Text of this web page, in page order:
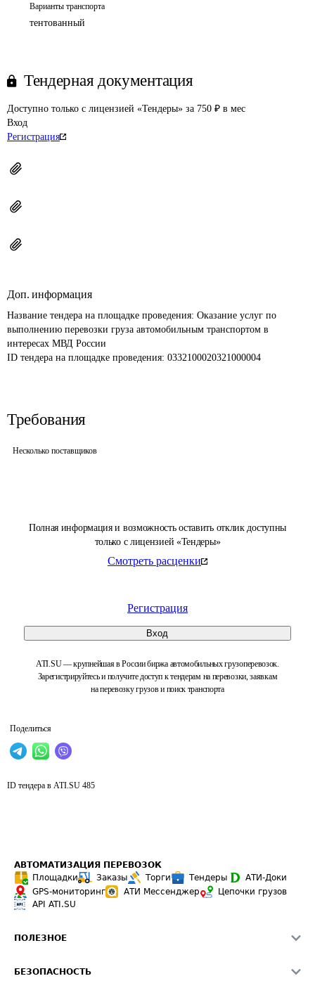
Полная информация и возможность оставить отклик доступны
только с лицензией «Тендеры»
Смотреть расценки
Регистрация
Вход
ATI.SU — крупнейшая в России биржа автомобильных грузоперевозок.
Зарегистрируйтесь и получите доступ к тендерам на перевозки, заявкам
на перевозку грузов и поиск транспорта
Поделиться
Варианты транспорта
тентованный
Тендерная документация
Доступно только с лицензией «Тендеры» за 750 ₽ в мес
Вход
Регистрация
Доп. информация
Название тендера на площадке проведения: Оказание услуг по
выполнению перевозки груза автомобильным транспортом в
интересах МВД России
ID тендера на площадке проведения: 0332100020321000004
Требования
Несколько поставщиков
ID тендера в ATI.SU 485
АВТОМАТИЗАЦИЯ ПЕРЕВОЗОК
Площадки
Заказы Торги Тендеры
АТИ-Доки
GPS-мониторинг
АТИ Мессенджер
Цепочки грузов
API ATI.SU
ПОЛЕЗНОЕ
БЕЗОПАСНОСТЬ